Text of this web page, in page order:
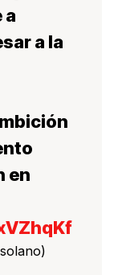
a
a la
en